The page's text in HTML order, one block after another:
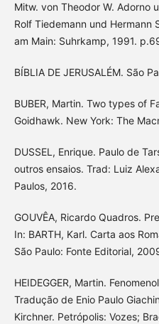
Mitw. von Theodor W. Adorno
Rolf Tiedemann und Hermann
am Main: Suhrkamp, 1991.
BÍBLIA DE JERUSALÉM. São
BUBER, Martin. Two types of
Goidhawk. New York: The
DUSSEL, Enrique. Paulo de
outros ensaios. Trad: Luiz
Paulos, 2016.
GOUVÊA, Ricardo Quadros.
In: BARTH, Karl. Carta aos
São Paulo: Fonte Editorial,
HEIDEGGER, Martin.
Tradução de Enio Paulo
Kirchner. Petrópolis: Vozes;